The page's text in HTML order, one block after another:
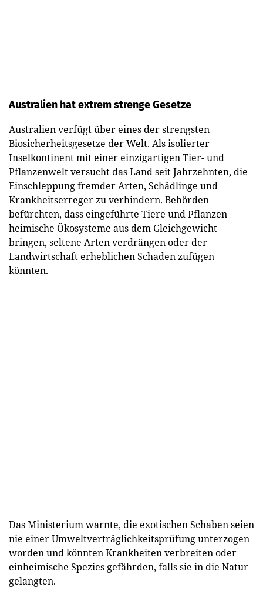
Australien hat extrem strenge Gesetze
Australien verfügt über eines der strengsten
Biosicherheitsgesetze der Welt. Als isolierter
Inselkontinent mit einer einzigartigen Tier- und
Pflanzenwelt versucht das Land seit Jahrzehnten, die
Einschleppung fremder Arten, Schädlinge und
Krankheitserreger zu verhindern. Behörden
befürchten, dass eingeführte Tiere und Pflanzen
heimische Ökosysteme aus dem Gleichgewicht
bringen, seltene Arten verdrängen oder der
Landwirtschaft erheblichen Schaden zufügen
könnten.
Das Ministerium warnte, die exotischen Schaben seien
nie einer Umweltverträglichkeitsprüfung unterzogen
worden und könnten Krankheiten verbreiten oder
einheimische Spezies gefährden, falls sie in die Natur
gelangten.